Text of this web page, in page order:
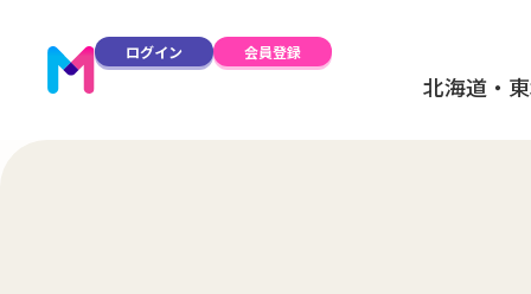
ログイン 会員登録
北海道・